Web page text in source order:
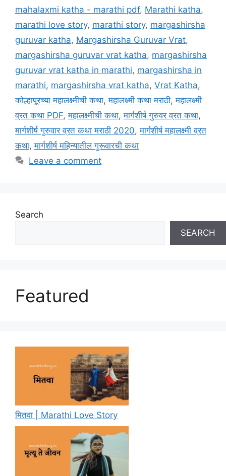
mahalaxmi katha - marathi pdf, Marathi katha,
marathi love story, marathi story, margashirsha
guruvar katha, Margashirsha Guruvar Vrat,
margashirsha guruvar vrat katha, margashirsha
guruvar vrat katha in marathi, margashirsha in
marathi, margashirsha vrat katha, Vrat Katha,
कोल्हापूरच्या महालक्ष्मीची कथा,महालक्ष्मी कथा मराठी,महालक्ष्मी
व्रत कथा PDF,महालक्ष्मीची कथा,मार्गशीर्ष गुरुवर व्रत कथा,
मार्गशीर्ष गुरुवार व्रत कथा मराठी 2020,मार्गशीर्ष महालक्ष्मी व्रत
कथा,मार्गशीर्ष महिन्यातील गुरूवारची कथा
Leave a comment
Search
SEARCH
Featured
मितवा | Marathi Love Story